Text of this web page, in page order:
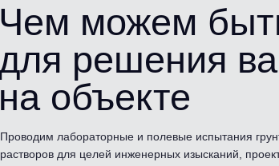
Проводим лабораторные и полевые испытания
растворов для целей инженерных изысканий,
Чем можем
решения
на объекте